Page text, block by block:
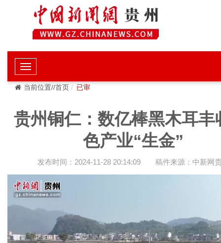
当前位置//首页 已审
贵州铜仁：数亿棒黑木耳丰
色产业“生金”
发布时间：2024-11-28 20:14:09 稿件来源：中新网